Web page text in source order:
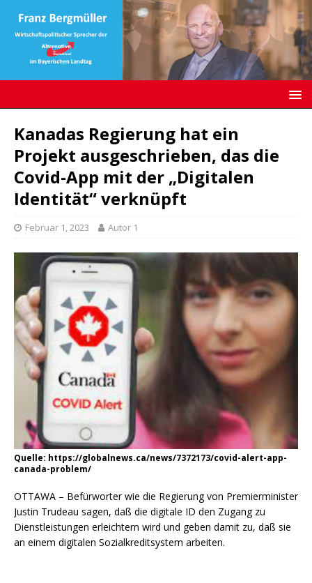
Kanadas Regierung hat ein
Projekt ausgeschrieben, das die
Covid-App mit der „Digitalen
Identität“ verknüpft
Februar 1, 2023 Autor 1
Quelle: https://globalnews.ca/news/7372173/covid-alert-app-
canada-problem/
OTTAWA – Befürworter wie die Regierung von Premierminister
Justin Trudeau sagen, daß die digitale ID den Zugang zu
Dienstleistungen erleichtern wird und geben damit zu, daß sie
an einem digitalen Sozialkreditsystem arbeiten.